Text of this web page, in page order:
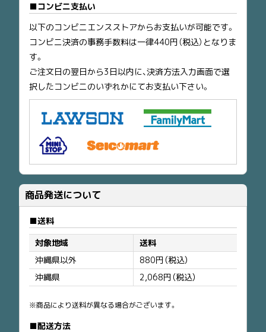
コンビニ支払い
以下のコンビニエンスストアからお支払いが可能です。
コンビニ決済の事務手数料は一律440円（税込）となりま
す。
ご注文日の翌日から3日以内に、決済方法入力画面で選
択したコンビニのいずれかにてお支払い下さい。
商品発送について
送料
対象地域
送料
沖縄県以外
880円（税込）
沖縄県
2,068円（税込）
※商品により送料が異なる場合がございます。
配送方法